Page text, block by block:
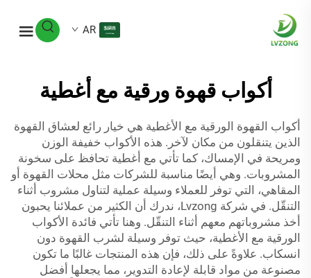
AR
أكواب قهوة ورقية مع أغطية
أكواب القهوة الورقية مع الأغطية هي خيار رائع لعشاق القهوة
الذين يتنقلون من مكان لآخر. هذه الأكواب خفيفة الوزن
ومريحة في الإمساك، كما تأتي مع أغطية تحافظ على سخونة
المشروبات. وهي أيضًا مناسبة للشركات مثل محلات القهوة أو
المقاهي، التي توفر للعملاء وسيلة عملية لتناول مشروب أثناء
التنقّل. في شركة Lvzong، ندرك أن الكثير من عملائنا يحبون
أخذ مشروباتهم معهم أثناء التنقّل. وهنا تأتي فائدة الأكواب
الورقية مع الأغطية، حيث توفر وسيلة لشرب القهوة دون
انسكاب. علاوةً على ذلك، فإن هذه المنتجات غالبًا ما تكون
مصنوعة من مواد قابلة لإعادة التدوير، مما يجعلها أفضل